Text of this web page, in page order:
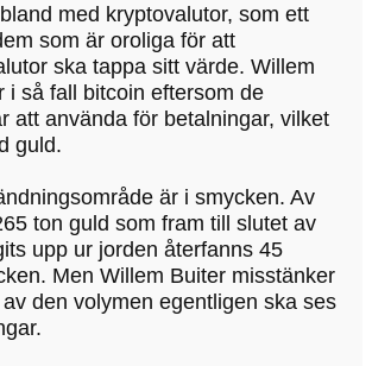
med kryptovalutor, som ett
som är oroliga för att
ska tappa sitt värde. Willem
i så fall bitcoin eftersom de
att använda för betalningar, vilket
guld.
är i smycken. Av
ton guld som fram till slutet av
upp ur jorden återfanns 45
Men Willem Buiter misstänker
den volymen egentligen ska ses